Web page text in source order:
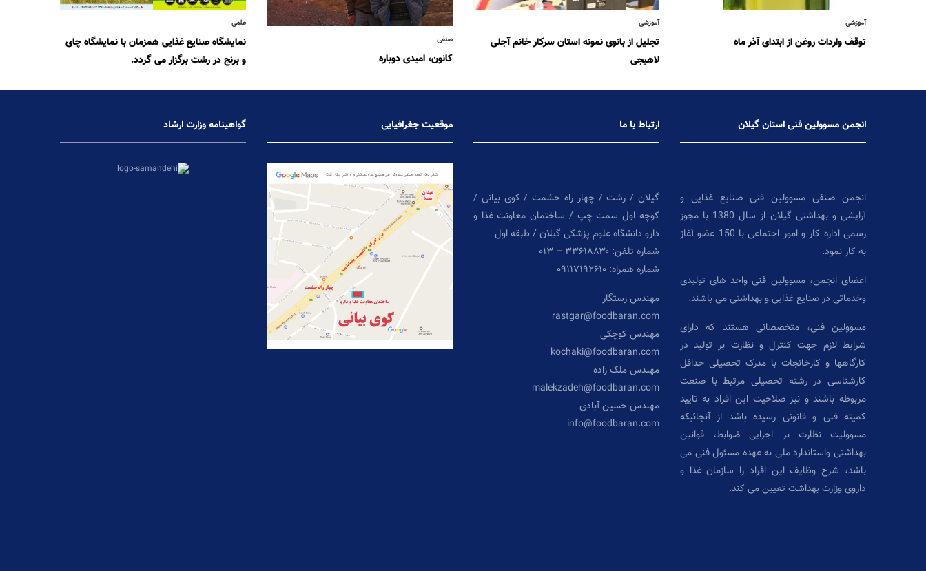
آموزشی
توقف واردات روغن از ابتدای آذر ماه
آموزشی
تجلیل از بانوی نمونه استان سرکار خانم آجلی
لاهیجی
صنفی
کانون، امیدی دوباره
علمی
نمایشگاه صنایع غذایی همزمان با نمایشگاه چای
و برنج در رشت برگزار می گردد.
انجمن مسوولین فنی استان گیلان
انجمن صنفی مسوولین فنی صنایع غذایی و
آرایشی و بهداشتی گیلان از سال 1380 با مجوز
رسمی اداره کار و امور اجتماعی با 150 عضو آغاز
به کار نمود.
اعضای انجمن، مسوولین فنی واحد های تولیدی
وخدماتی در صنایع غذایی و بهداشتی می باشند.
مسوولین فنی، متخصصانی هستند که دارای
شرایط لازم جهت کنترل و نظارت بر تولید در
کارگاهها و کارخانجات با مدرک تحصیلی حداقل
کارشناسی در رشته تحصیلی مرتبط با صنعت
مربوطه باشند و نیز صلاحیت این افراد به تایید
کمیته فنی و قانونی رسیده باشد از آنجائیکه
مسوولیت نظارت بر اجرایی ضوابط، قوانین
بهداشتی واستاندارد ملی به عهده مسئول فنی می
باشد، شرح وظایف این افراد را سازمان غذا و
داروی وزارت بهداشت تعیین می کند.
ارتباط با ما
گیلان / رشت / چهار راه حشمت / کوی بیانی /
کوچه اول سمت چپ / ساختمان معاونت غذا و
دارو دانشگاه علوم پزشکی گیلان / طبقه اول
شماره تلفن: ۳۳۶۱۸۸۳۰ – ۰۱۳
شماره همراه: ۰۹۱۱۷۱۹۲۶۱۰
مهندس رستگار
rastgar@foodbaran.com
مهندس کوچکی
kochaki@foodbaran.com
مهندس ملک زاده
malekzadeh@foodbaran.com
مهندس حسین آبادی
info@foodbaran.com
موقعیت جغرافیایی گواهینامه وزارت ارشاد